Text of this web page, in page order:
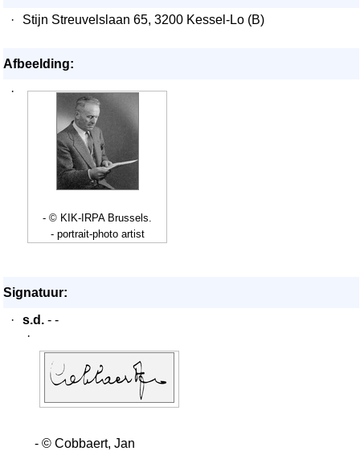
·
Stijn Streuvelslaan 65, 3200 Kessel-Lo (B)
Afbeelding:
·
- © KIK-IRPA Brussels.
- portrait-photo artist
Signatuur:
·
s.d. - -
·
- © Cobbaert, Jan